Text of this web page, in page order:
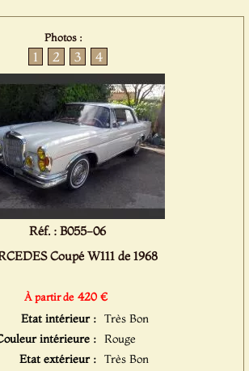
Photos :
1 2 3 4
Réf. : B055-06
Coupé W111 de 1968
À partir de 420 €
Etat intérieur : Très Bon
intérieure : Rouge
Etat extérieur : Très Bon